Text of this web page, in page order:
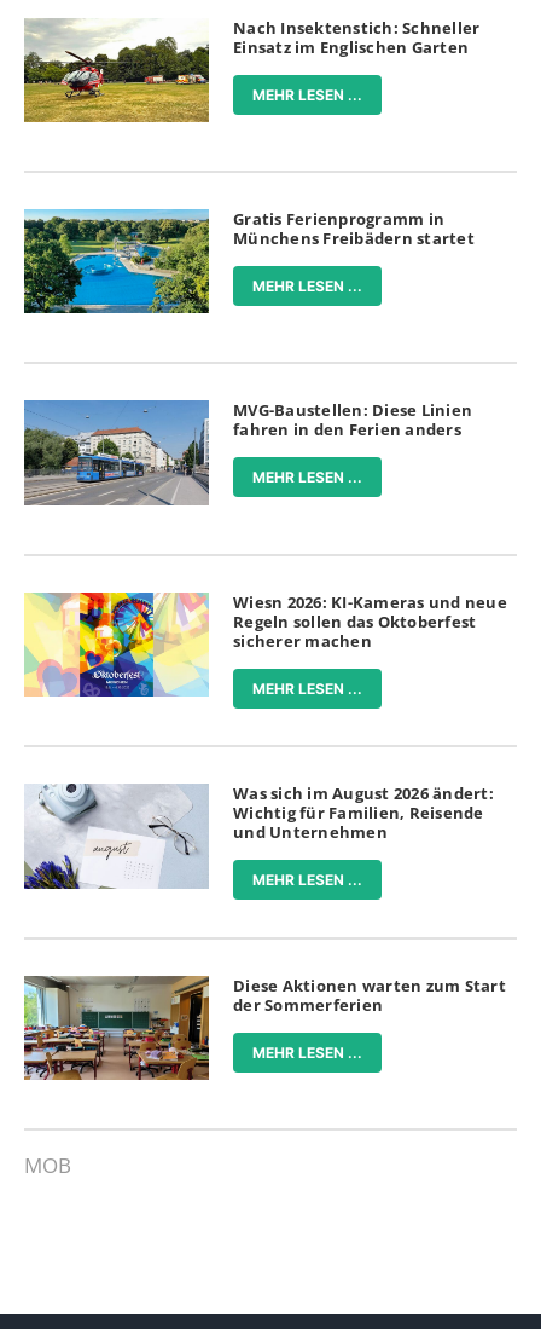
Nach Insektenstich: Schneller
Einsatz im Englischen Garten
MEHR LESEN ...
Gratis Ferienprogramm in
Münchens Freibädern startet
MEHR LESEN ...
MVG-Baustellen: Diese Linien
fahren in den Ferien anders
MEHR LESEN ...
Wiesn 2026: KI-Kameras und neue
Regeln sollen das Oktoberfest
sicherer machen
MEHR LESEN ...
Was sich im August 2026 ändert:
Wichtig für Familien, Reisende
und Unternehmen
MEHR LESEN ...
Diese Aktionen warten zum Start
der Sommerferien
MEHR LESEN ...
MOB